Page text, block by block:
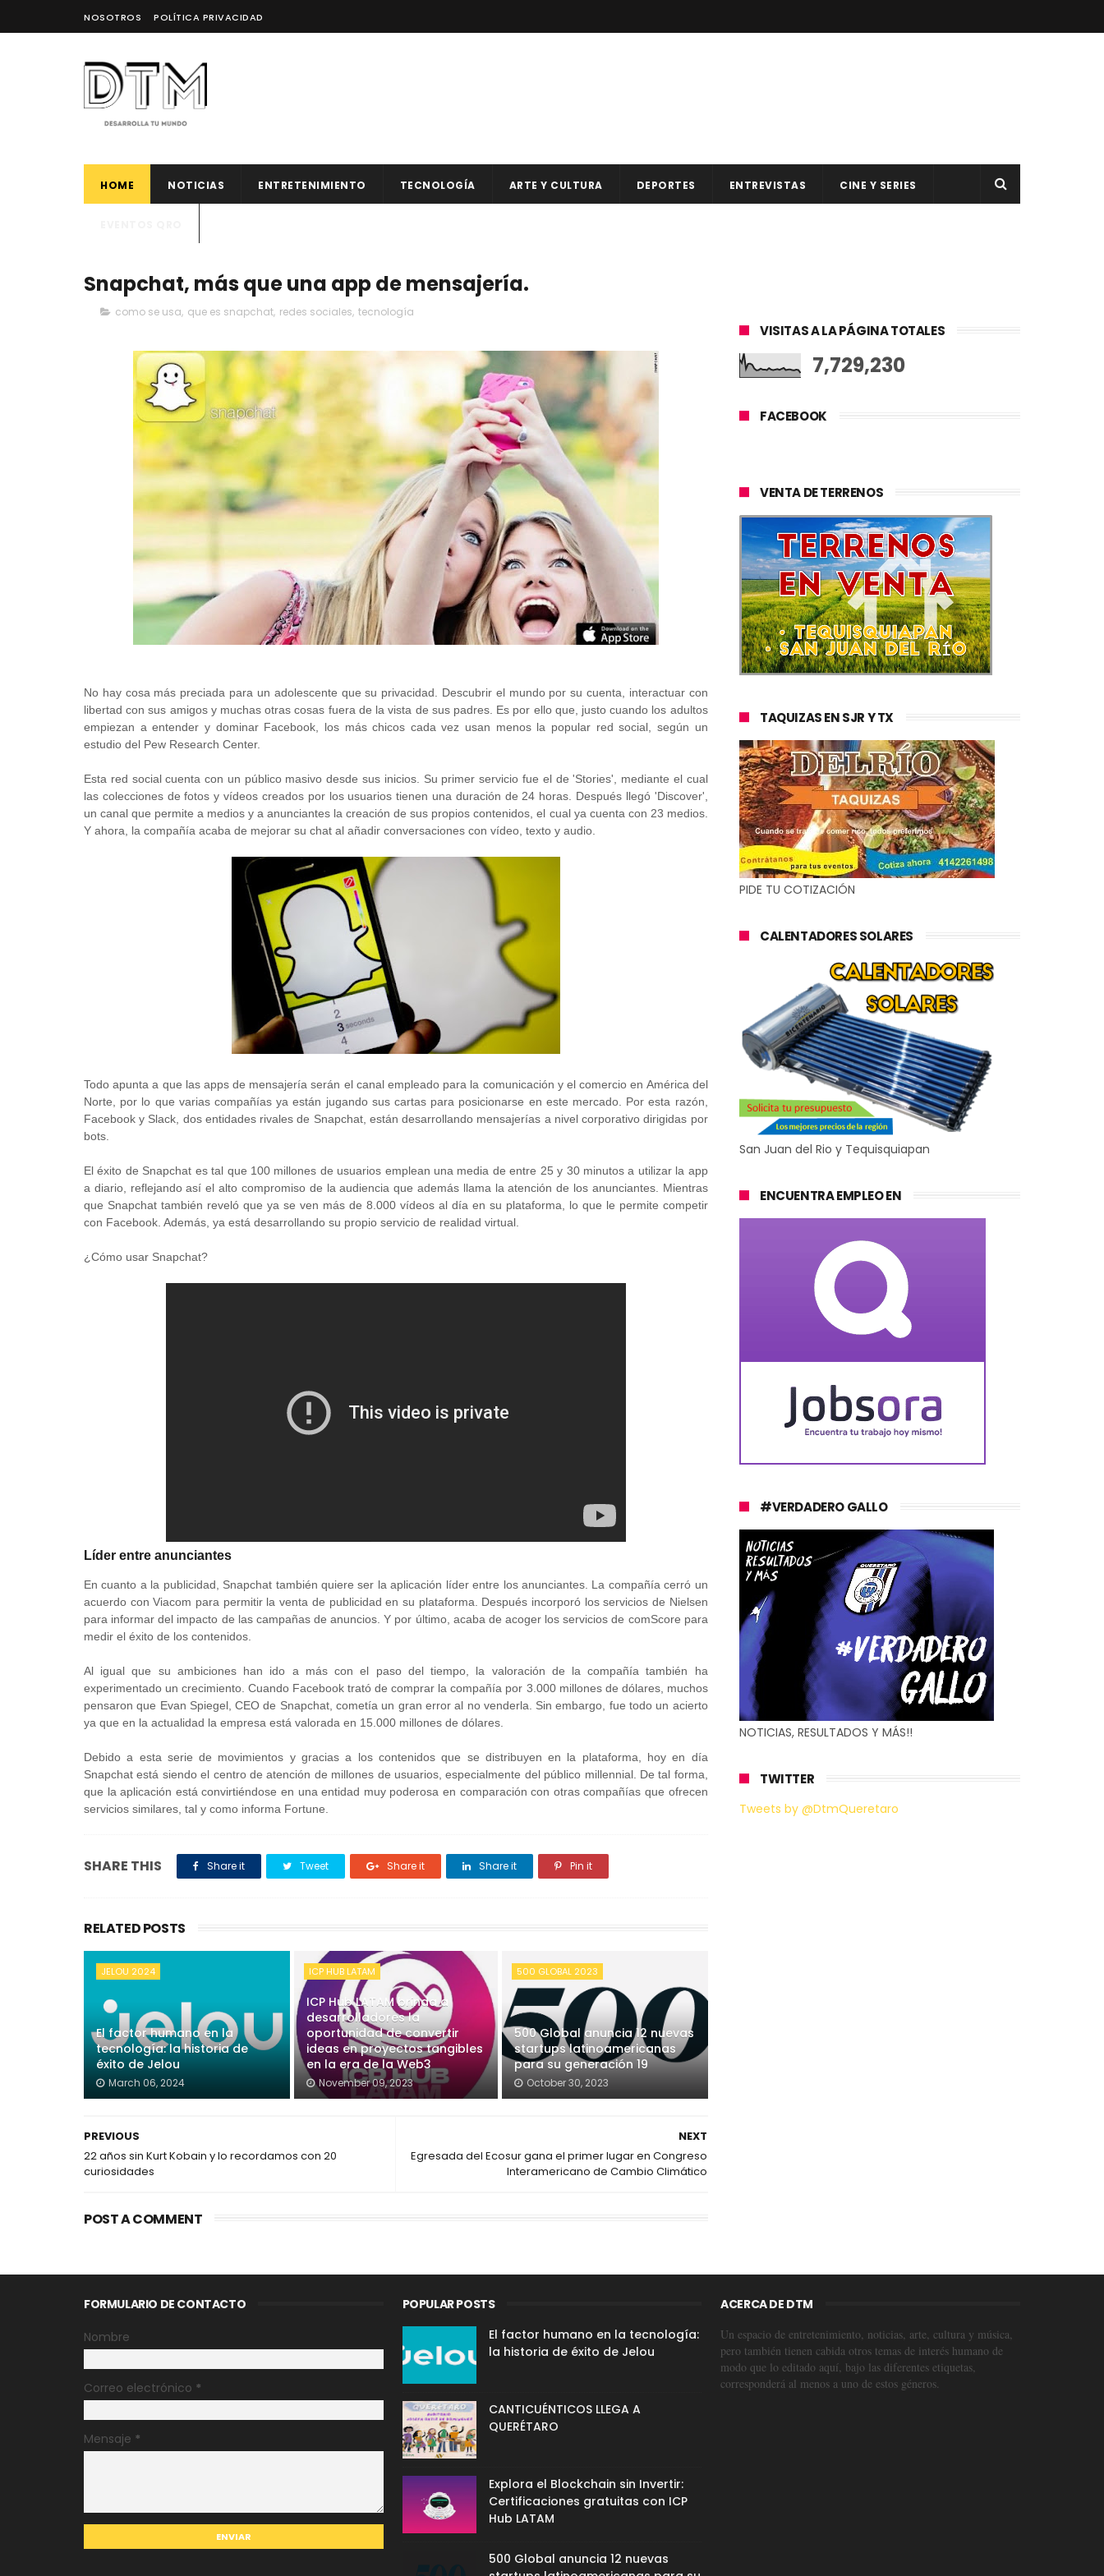
NOSOTROS POLÍTICA PRIVACIDAD
HOME NOTICIAS ENTRETENIMIENTO TECNOLOGÍA ARTE Y CULTURA DEPORTES ENTREVISTAS CINE Y SERIES
Snapchat, más que una app de mensajería.
como se usa, que es snapchat, redes sociales, tecnología
No hay cosa más preciada para un adolescente que su privacidad. Descubrir el mundo por su cuenta, interactuar con
libertad con sus amigos y muchas otras cosas fuera de la vista de sus padres. Es por ello que, justo cuando los adultos
empiezan a entender y dominar Facebook, los más chicos cada vez usan menos la popular red social, según un
estudio del Pew Research Center.
Esta red social cuenta con un público masivo desde sus inicios. Su primer servicio fue el de 'Stories', mediante el cual
las colecciones de fotos y vídeos creados por los usuarios tienen una duración de 24 horas. Después llegó 'Discover',
un canal que permite a medios y a anunciantes la creación de sus propios contenidos, el cual ya cuenta con 23 medios.
Y ahora, la compañía acaba de mejorar su chat al añadir conversaciones con vídeo, texto y audio.
Todo apunta a que las apps de mensajería serán el canal empleado para la comunicación y el comercio en América del
Norte, por lo que varias compañías ya están jugando sus cartas para posicionarse en este mercado. Por esta razón,
Facebook y Slack, dos entidades rivales de Snapchat, están desarrollando mensajerías a nivel corporativo dirigidas por
bots.
El éxito de Snapchat es tal que 100 millones de usuarios emplean una media de entre 25 y 30 minutos a utilizar la app
a diario, reflejando así el alto compromiso de la audiencia que además llama la atención de los anunciantes. Mientras
que Snapchat también reveló que ya se ven más de 8.000 vídeos al día en su plataforma, lo que le permite competir
con Facebook. Además, ya está desarrollando su propio servicio de realidad virtual.
¿Cómo usar Snapchat?
Líder entre anunciantes
En cuanto a la publicidad, Snapchat también quiere ser la aplicación líder entre los anunciantes. La compañía cerró un
acuerdo con Viacom para permitir la venta de publicidad en su plataforma. Después incorporó los servicios de Nielsen
para informar del impacto de las campañas de anuncios. Y por último, acaba de acoger los servicios de comScore para
medir el éxito de los contenidos.
Al igual que su ambiciones han ido a más con el paso del tiempo, la valoración de la compañía también ha
experimentado un crecimiento. Cuando Facebook trató de comprar la compañía por 3.000 millones de dólares, muchos
pensaron que Evan Spiegel, CEO de Snapchat, cometía un gran error al no venderla. Sin embargo, fue todo un acierto
ya que en la actualidad la empresa está valorada en 15.000 millones de dólares.
Debido a esta serie de movimientos y gracias a los contenidos que se distribuyen en la plataforma, hoy en día
Snapchat está siendo el centro de atención de millones de usuarios, especialmente del público millennial. De tal forma,
que la aplicación está convirtiéndose en una entidad muy poderosa en comparación con otras compañías que ofrecen
servicios similares, tal y como informa Fortune.
SHARE THIS Share it Tweet Share it Share it Pin it
RELATED POSTS
JELOU 2024
El factor humano en la
tecnología: la historia de
éxito de Jelou
March 06, 2024
ICP HUB LATAM
ICP Hub LATAM brinda a
desarrolladores la
oportunidad de convertir
ideas en proyectos tangibles
en la era de la Web3
November 09, 2023
500 GLOBAL 2023
500 Global anuncia 12 nuevas
startups latinoamericanas
para su generación 19
October 30, 2023
NEXT
Egresada del Ecosur gana el primer lugar en Congreso
Interamericano de Cambio Climático
PREVIOUS
22 años sin Kurt Kobain y lo recordamos con 20
curiosidades
POST A COMMENT
VISITAS A LA PÁGINA TOTALES
7,729,230
FACEBOOK
VENTA DE TERRENOS
TAQUIZAS EN SJR Y TX
PIDE TU COTIZACIÓN
CALENTADORES SOLARES
San Juan del Rio y Tequisquiapan
ENCUENTRA EMPLEO EN
#VERDADERO GALLO
NOTICIAS, RESULTADOS Y MÁS!!
TWITTER
Tweets by @DtmQueretaro
FORMULARIO DE CONTACTO
Nombre
Correo electrónico *
Mensaje *
POPULAR POSTS
El factor humano en la tecnología:
la historia de éxito de Jelou
CANTICUÉNTICOS LLEGA A
QUERÉTARO
Explora el Blockchain sin Invertir:
Certificaciones gratuitas con ICP
Hub LATAM
500 Global anuncia 12 nuevas
ACERCA DE DTM
Un espacio de entretenimiento, noticias, arte, cultura y música,
pero también tienen cabida otros temas de interés humano de
modo que lo editado aquí, bajo las diferentes etiquetas,
corresponderá al menos a uno de estos géneros.